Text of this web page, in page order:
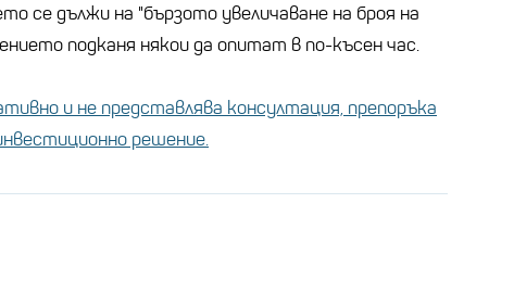
се дължи на "бързото увеличаване на броя на
подканя някои да опитат в по-късен час.
и не представлява консултация, препоръка
решение.